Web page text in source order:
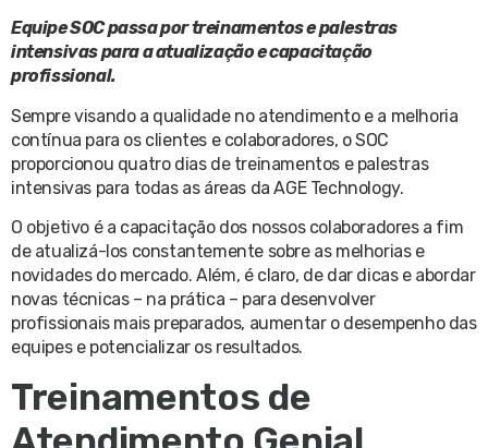
Equipe SOC passa por treinamentos e palestras
intensivas para a atualização e capacitação
profissional.
Sempre visando a qualidade no atendimento e a melhoria
contínua para os clientes e colaboradores, o SOC
proporcionou quatro dias de treinamentos e palestras
intensivas para todas as áreas da AGE Technology.
O objetivo é a capacitação dos nossos colaboradores a fim
de atualizá-los constantemente sobre as melhorias e
novidades do mercado. Além, é claro, de dar dicas e abordar
novas técnicas – na prática – para desenvolver
profissionais mais preparados, aumentar o desempenho das
equipes e potencializar os resultados.
Treinamentos de